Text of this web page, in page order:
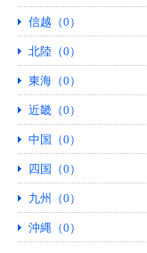
信越（0）
北陸（0）
東海（0）
近畿（0）
中国（0）
四国（0）
九州（0）
沖縄（0）